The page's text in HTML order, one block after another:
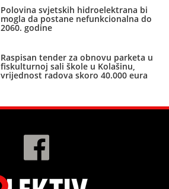
Polovina svjetskih hidroelektrana bi
mogla da postane nefunkcionalna do
2060. godine
Raspisan tender za obnovu parketa u
fiskulturnoj sali škole u Kolašinu,
vrijednost radova skoro 40.000 eura